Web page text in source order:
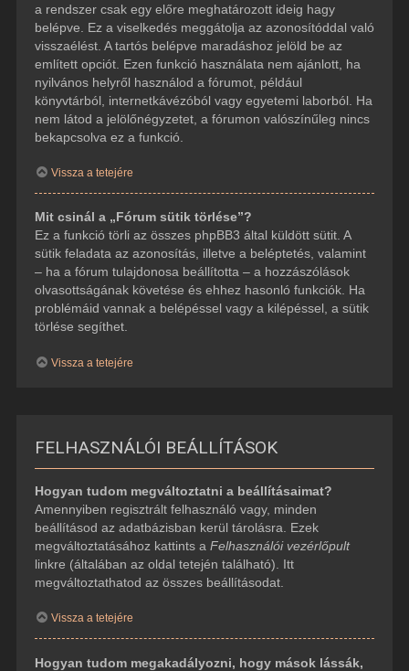
a rendszer csak egy előre meghatározott ideig hagy
belépve. Ez a viselkedés meggátolja az azonosítóddal való
visszaélést. A tartós belépve maradáshoz jelöld be az
említett opciót. Ezen funkció használata nem ajánlott, ha
nyilvános helyről használod a fórumot, például
könyvtárból, internetkávézóból vagy egyetemi laborból. Ha
nem látod a jelölőnégyzetet, a fórumon valószínűleg nincs
bekapcsolva ez a funkció.
Vissza a tetejére
Mit csinál a „Fórum sütik törlése”?
Ez a funkció törli az összes phpBB3 által küldött sütit. A
sütik feladata az azonosítás, illetve a beléptetés, valamint
– ha a fórum tulajdonosa beállította – a hozzászólások
olvasottságának követése és ehhez hasonló funkciók. Ha
problémáid vannak a belépéssel vagy a kilépéssel, a sütik
törlése segíthet.
Vissza a tetejére
FELHASZNÁLÓI BEÁLLÍTÁSOK
Hogyan tudom megváltoztatni a beállításaimat?
Amennyiben regisztrált felhasználó vagy, minden
beállításod az adatbázisban kerül tárolásra. Ezek
megváltoztatásához kattints a Felhasználói vezérlőpult
linkre (általában az oldal tetején található). Itt
megváltoztathatod az összes beállításodat.
Vissza a tetejére
Hogyan tudom megakadályozni, hogy mások lássák,